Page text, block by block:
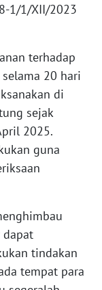
1/1/XII/2023
terhadap
20 hari
di
sejak
2025.
guna
dapat
tindakan
tempat para